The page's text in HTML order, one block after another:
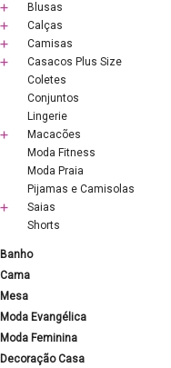
Blusas
Calças
Camisas
Casacos Plus Size
Coletes
Conjuntos
Lingerie
Macacões
Moda Fitness
Moda Praia
Pijamas e Camisolas
Saias
Shorts
Banho
Cama
Mesa
Moda Evangélica
Moda Feminina
Decoração Casa